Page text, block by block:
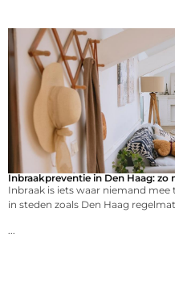
Inbraakpreventie in Den Haag:
Inbraak is iets waar niemand
in steden zoals Den Haag
...